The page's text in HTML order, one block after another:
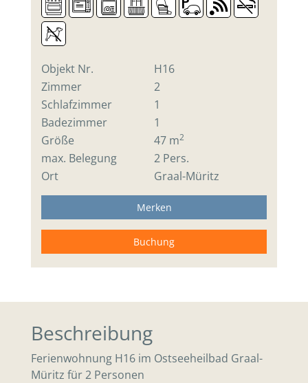
Objekt Nr.
H16
Zimmer
2
Schlafzimmer
1
Badezimmer
1
Größe
47 m2
max. Belegung
2 Pers.
Ort
Graal-Müritz
Merken
Buchung
Beschreibung
Ferienwohnung H16 im Ostseeheilbad Graal-
Müritz für 2 Personen